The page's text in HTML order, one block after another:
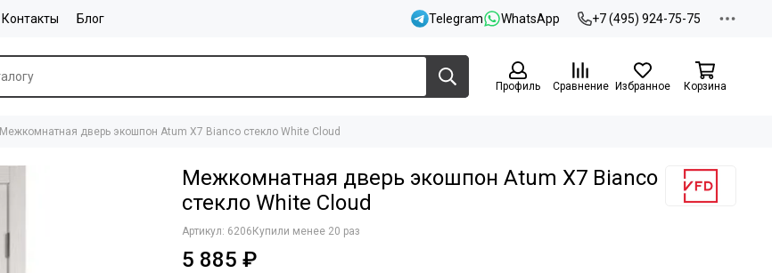
Контакты Блог Telegram WhatsApp +7 (495) 924-75-75
Профиль Сравнение Избранное Корзина
Межкомнатная дверь экошпон Atum X7 Bianco стекло White Cloud
Межкомнатная дверь экошпон Atum X7 Bianco
стекло White Cloud
Артикул: 6206 Купили менее 20 раз
5 885 ₽